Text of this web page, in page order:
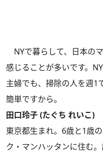
NYで暮らして、日本の
感じることが多いです。
主婦でも、掃除の人を週1
簡単ですから。
田口玲子 (たぐち れいこ)
東京都生まれ。6歳と1歳
ク・マンハッタンに住む